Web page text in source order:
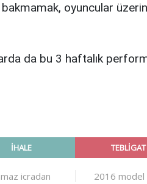
oyuncular
da bu 3 haftalık